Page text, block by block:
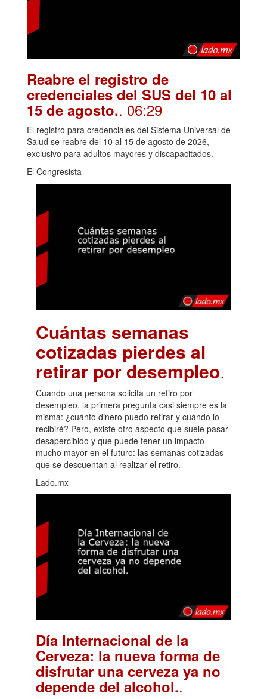
Reabre el registro de
credenciales del SUS del 10 al
15 de agosto.. 06:29
El registro para credenciales del Sistema Universal de
Salud se reabre del 10 al 15 de agosto de 2026,
exclusivo para adultos mayores y discapacitados.
El Congresista
Cuántas semanas
cotizadas pierdes al
retirar por desempleo.
Cuando una persona solicita un retiro por
desempleo, la primera pregunta casi siempre es la
misma: ¿cuánto dinero puedo retirar y cuándo lo
recibiré? Pero, existe otro aspecto que suele pasar
desapercibido y que puede tener un impacto
mucho mayor en el futuro: las semanas cotizadas
que se descuentan al realizar el retiro.
Lado.mx
Día Internacional de la
Cerveza: la nueva forma de
disfrutar una cerveza ya no
depende del alcohol..